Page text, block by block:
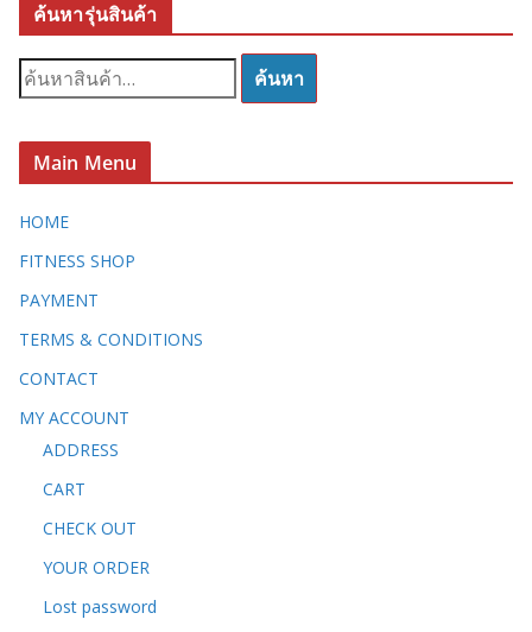
ค้นหารุ่นสินค้า
ค้
น
:
ค้นหา
Main Menu
HOME
FITNESS SHOP
PAYMENT
TERMS & CONDITIONS
CONTACT
MY ACCOUNT
ADDRESS
CART
CHECK OUT
YOUR ORDER
Lost password